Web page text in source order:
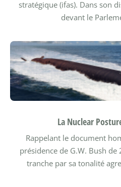
stratégique (ifas). Dans son
devant le
La Nuclear
Rappelant le document
présidence de G.W. Bush
tranche par sa tonalité